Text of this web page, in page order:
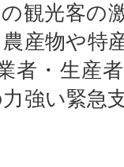
観光客の
産物や特
者・生産
強い緊急